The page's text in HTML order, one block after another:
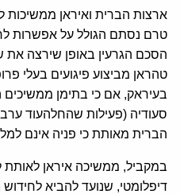
ארצות הברית ואיראן
טרם נסתם הגולל על אפשרות
הסכם הגרעין באופן שירצה את
טהראן מביצוע פיגועים בעלי
בעיראק, אם כי בתימן
סעודיה (פעילות שהחלהעוד
הברית מאותת כי פניה אינם
במקביל, ממשיכה איראן
דיפלומטי, שנועד להביא לחידוש